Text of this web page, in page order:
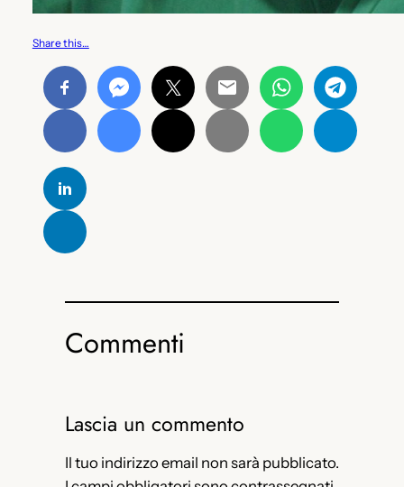
Share this…
Commenti
Lascia un commento
Il tuo indirizzo email non sarà pubblicato.